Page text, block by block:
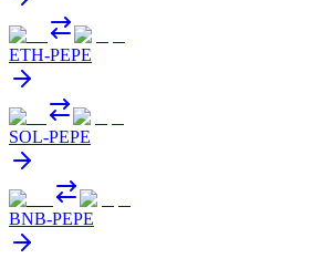
ETH-PEPE
SOL-PEPE
BNB-PEPE